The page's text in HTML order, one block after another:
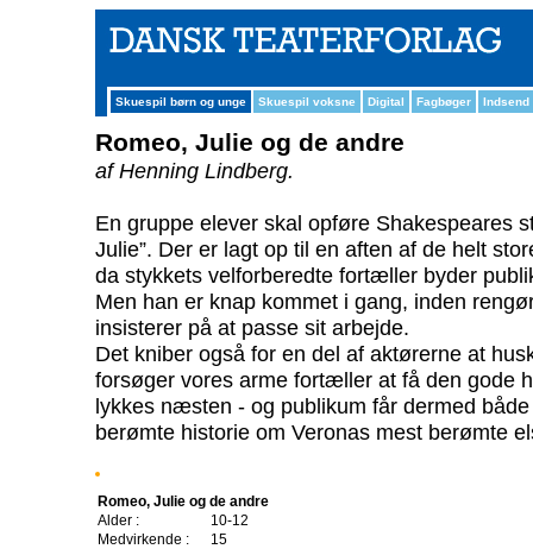
Skuespil børn og unge Skuespil voksne Digital Fagbøger Indsend
Romeo, Julie og de andre
af Henning Lindberg.
En gruppe elever skal opføre Shakespeares
Julie”. Der er lagt op til en aften af de helt
da stykkets velforberedte fortæller byder
Men han er knap kommet i gang, inden
insisterer på at passe sit arbejde.
Det kniber også for en del af aktørerne at
forsøger vores arme fortæller at få den gode
lykkes næsten - og publikum får dermed
berømte historie om Veronas mest berømte
Romeo, Julie og de andre
Alder :
10-12
Medvirkende :
15